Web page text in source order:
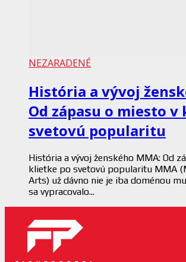
NEZARADENÉ
História a vývoj
Od zápasu o miesto
svetovú popularitu
História a vývoj ženského MMA: Od
klietke po svetovú popularitu MMA
Arts) už dávno nie je iba doménou
sa vypracovalo...